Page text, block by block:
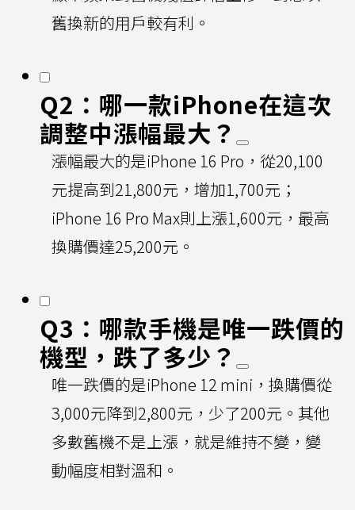
舊換新的用戶較有利。
Q2：哪一款iPhone在這次
調整中漲幅最大？
漲幅最大的是iPhone 16 Pro，從20,100
元提高到21,800元，增加1,700元；
iPhone 16 Pro Max則上漲1,600元，最高
換購價達25,200元。
Q3：哪款手機是唯一跌價的
機型，跌了多少？
唯一跌價的是iPhone 12 mini，換購價從
3,000元降到2,800元，少了200元。其他
多數舊機不是上漲，就是維持不變，變
動幅度相對溫和。